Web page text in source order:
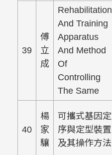
39
傅
立
成
Rehabilitation
And Training
Apparatus
And Method
Of
Controlling
The Same
40
楊
家
驤
可攜式基因定
序與定型裝置
及其操作方法